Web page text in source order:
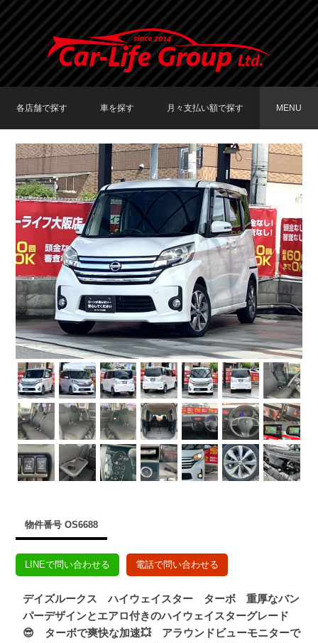
各店舗で探す
TOKYO店在庫車両
大阪店在庫車両
福岡店在庫車両
車を探す
車種で探す
メーカーで探す
月々支払い額で探す
〜19,999円
20,000円〜29,999円
30,000円〜39,999円
40,000円〜49,999円
50,000円〜
MENU
物件番号 OS6688
LINEで問い合わせる 電話で問い合わせる
デイズルークス ハイウェイスター ターボ 重厚なバン
パーデザインとエアロ付きのハイウェイスターグレード
😎 ターボで爽快な加速💥 アラウンドビューモニターで